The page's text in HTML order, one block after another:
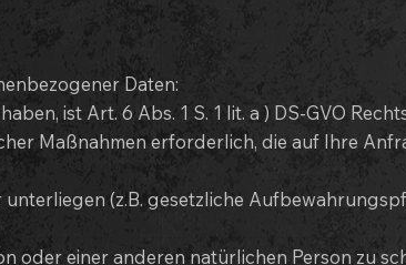
Daten:
ist Art. 6 Abs. 1 S. 1 lit. a ) DS-GVO
Maßnahmen erforderlich, die auf Ihre
(z.B. gesetzliche
einer anderen natürlichen Person zu